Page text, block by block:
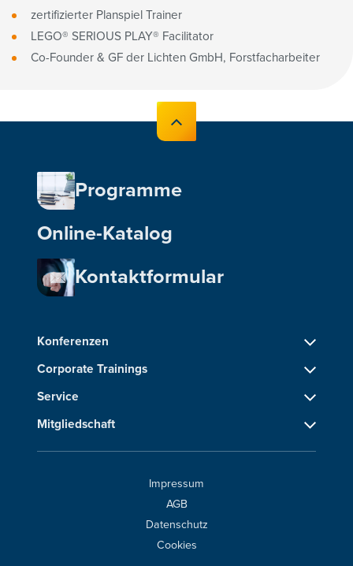
zertifizierter Planspiel Trainer
LEGO® SERIOUS PLAY® Facilitator
Co-Founder & GF der Lichten GmbH, Forstfacharbeiter
Programme
Online-Katalog
Kontaktformular
Konferenzen
Corporate Trainings
Service
Mitgliedschaft
Impressum
AGB
Datenschutz
Cookies